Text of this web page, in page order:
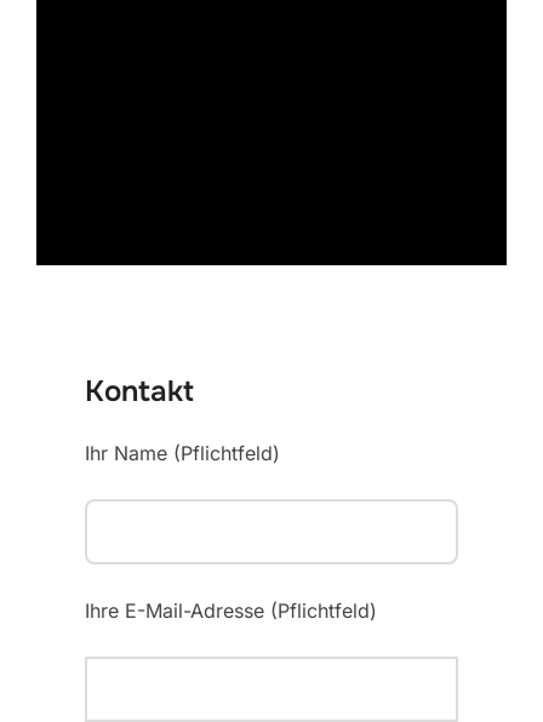
Kontakt
Ihr Name (Pflichtfeld)
Ihre E-Mail-Adresse (Pflichtfeld)